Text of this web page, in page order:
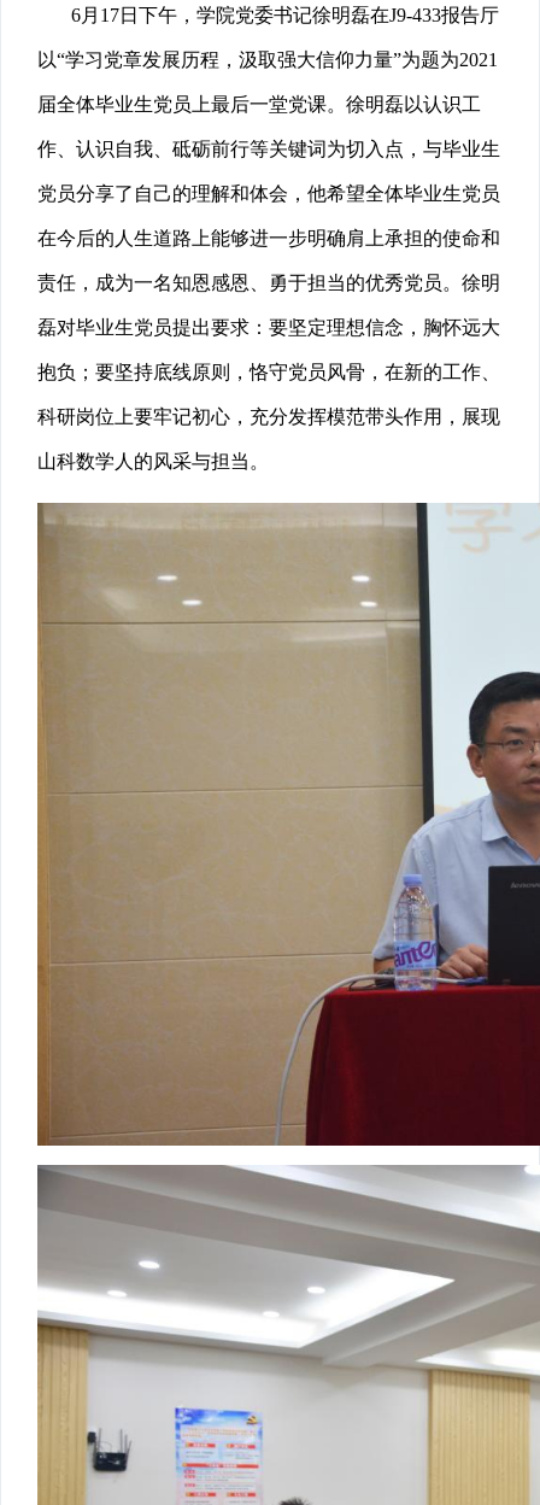
6月17日下午，学院党委书记徐明磊在J9-433报告厅
以“学习党章发展历程，汲取强大信仰力量”为题为2021
届全体毕业生党员上最后一堂党课。徐明磊以认识工
作、认识自我、砥砺前行等关键词为切入点，与毕业生
党员分享了自己的理解和体会，他希望全体毕业生党员
在今后的人生道路上能够进一步明确肩上承担的使命和
责任，成为一名知恩感恩、勇于担当的优秀党员。徐明
磊对毕业生党员提出要求：要坚定理想信念，胸怀远大
抱负；要坚持底线原则，恪守党员风骨，在新的工作、
科研岗位上要牢记初心，充分发挥模范带头作用，展现
山科数学人的风采与担当。